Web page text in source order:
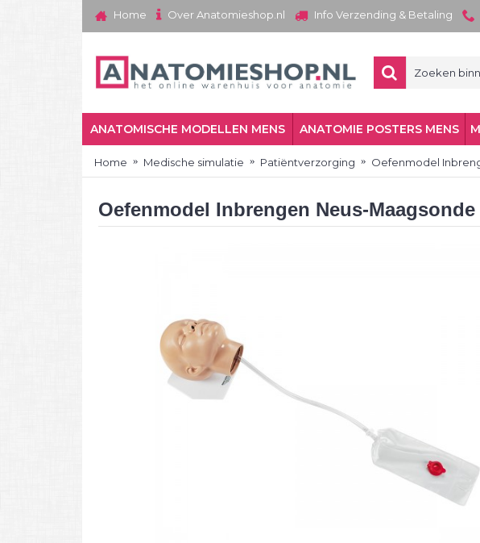
Home Over Anatomieshop.nl Info Verzending & Betaling
ANATOMISCHE MODELLEN MENS ANATOMIE POSTERS MENS
Home Medische simulatie Patiëntverzorging Oefenmodel
Oefenmodel Inbrengen Neus-Maagsonde